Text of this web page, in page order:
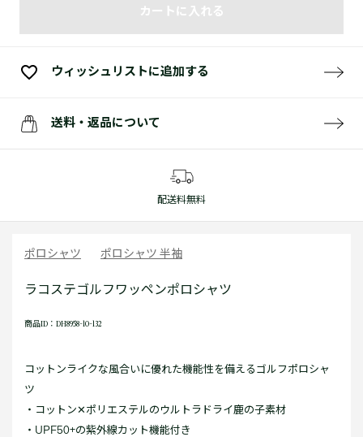
カートに入れる
ウィッシュリストに追加する
送料・返品について
配送料無料
ポロシャツ ポロシャツ 半袖
ラコステゴルフワッペンポロシャツ
商品ID：DH8958-10-132
コットンライクな風合いに優れた機能性を備えるゴルフポロシャ
ツ
・コットン✕ポリエステルのウルトラドライ鹿の子素材
・UPF50+の紫外線カット機能付き